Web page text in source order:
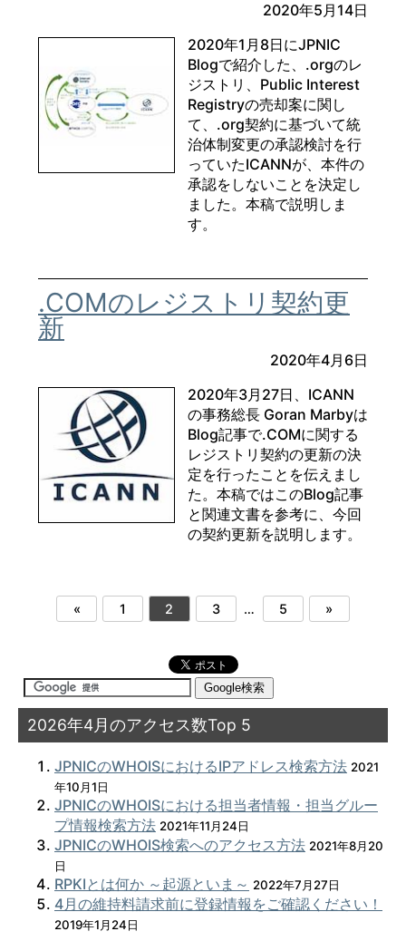
2020年5月14日
2020年1月8日にJPNIC
Blogで紹介した、.orgのレ
ジストリ、Public Interest
Registryの売却案に関し
て、.org契約に基づいて統
治体制変更の承認検討を行
っていたICANNが、本件の
承認をしないことを決定し
ました。本稿で説明しま
す。
.COMのレジストリ契約更
新
2020年4月6日
2020年3月27日、ICANN
の事務総長 Goran Marbyは
Blog記事で.COMに関する
レジストリ契約の更新の決
定を行ったことを伝えまし
た。本稿ではこのBlog記事
と関連文書を参考に、今回
の契約更新を説明します。
« 1 2 3 … 5 »
2026年4月のアクセス数Top 5
JPNICのWHOISにおけるIPアドレス検索方法 2021
年10月1日
JPNICのWHOISにおける担当者情報・担当グルー
プ情報検索方法 2021年11月24日
JPNICのWHOIS検索へのアクセス方法 2021年8月20
日
RPKIとは何か ～起源といま～ 2022年7月27日
4月の維持料請求前に登録情報をご確認ください！
2019年1月24日